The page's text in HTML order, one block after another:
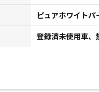
ピュアホワイトパ
登録済未使用車、